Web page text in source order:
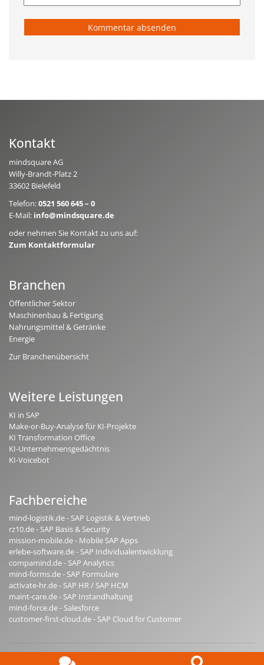
Kontakt
mindsquare AG
Willy-Brandt-Platz 2
33602 Bielefeld
Telefon:0521 560 645 – 0
E-Mail: info@mindsquare.de
oder nehmen Sie Kontakt zu uns auf:
Zum Kontaktformular
Branchen
Öffentlicher Sektor
Maschinenbau & Fertigung
Nahrungsmittel & Getränke
Energie
Zur Branchenübersicht
Weitere Leistungen
KI in SAP
Make-or-Buy-Analyse für KI-Projekte
KI Transformation Office
KI-Unternehmensgedächtnis
KI-Voicebot
Fachbereiche
mind-logistik.de - SAP Logistik & Vertrieb
rz10.de - SAP Basis & Security
mission-mobile.de - Mobile SAP Apps
erlebe-software.de - SAP Individualentwicklung
compamind.de - SAP Analytics
mind-forms.de - SAP Formulare
activate-hr.de - SAP HR / SAP HCM
maint-care.de - SAP Instandhaltung
mind-force.de - Salesforce
customer-first-cloud.de - SAP Cloud for Customer
© copyright 2026 mindsquare AG